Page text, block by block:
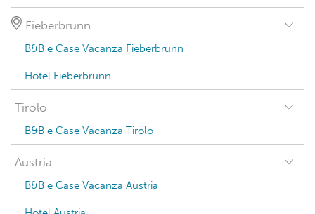
Fieberbrunn
B&B e Case Vacanza Fieberbrunn
Hotel Fieberbrunn
Tirolo
B&B e Case Vacanza Tirolo
Austria
B&B e Case Vacanza Austria